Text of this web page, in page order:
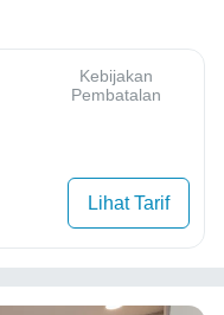
Kebijakan
Pembatalan
Lihat Tarif